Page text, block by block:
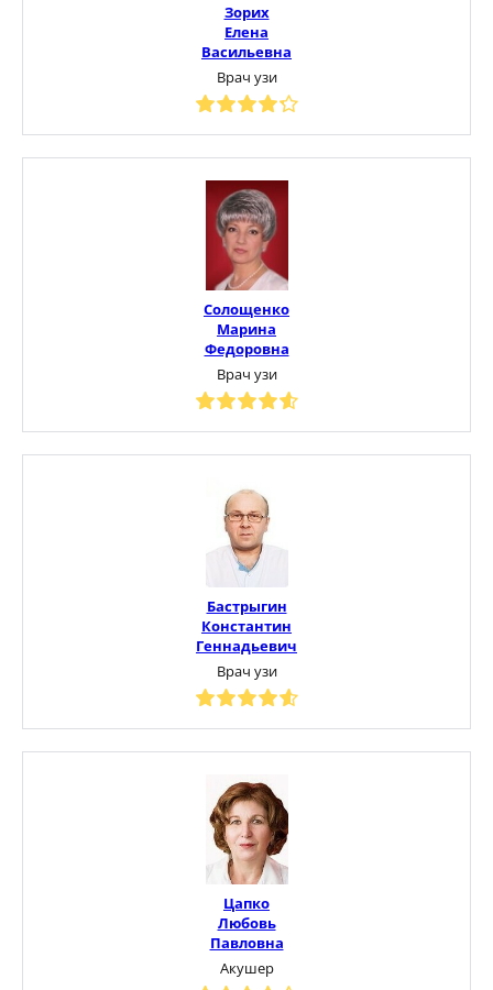
Зорих
Елена
Васильевна
Врач узи
Солощенко
Марина
Федоровна
Врач узи
Бастрыгин
Константин
Геннадьевич
Врач узи
Цапко
Любовь
Павловна
Акушер